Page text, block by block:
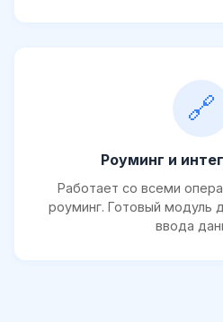
🔗
Роуминг и
Работает со всеми
роуминг. Готовый модуль
ввода